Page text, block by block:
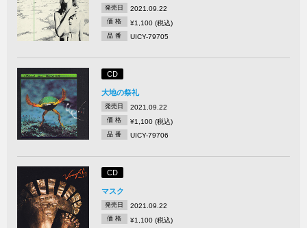
発売日 2021.09.22
価 格 ¥1,100 (税込)
品 番 UICY-79705
CD
大地の祭礼
発売日 2021.09.22
価 格 ¥1,100 (税込)
品 番 UICY-79706
CD
マスク
発売日 2021.09.22
価 格 ¥1,100 (税込)